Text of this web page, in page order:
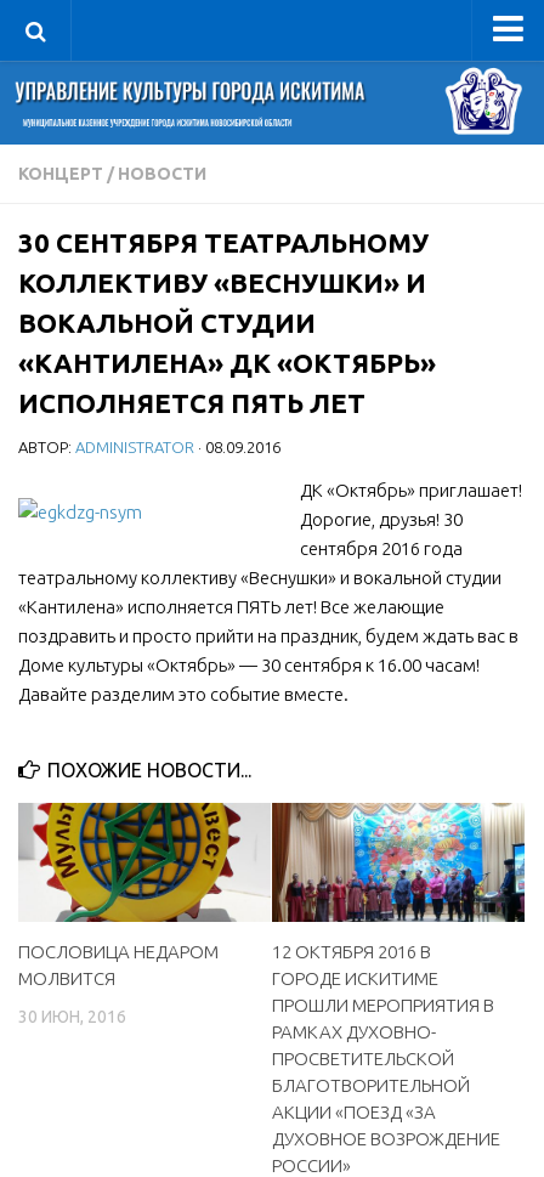
Управление
Руководитель
Сведения об организации
Книга почета культуры
Фотогалерея
Документы
Учредительные документы
Правовая база
Противодействие коррупции
МБУ Дом культуры «Молодость»
МБУ Дом культуры «Октябрь»
МБОУ ДО «Детская школа искусств»
МБОУ ДО «Детская музыкальная школа»
музей»
МБУ Парк культуры и отдыха им. И.В. Коротеева
МБУК «Централизованная библиотечная система»
ДК «Россия»
Афиша
Независимая оценка качества
Контакты
КОНЦЕРТ / НОВОСТИ
30 СЕНТЯБРЯ ТЕАТРАЛЬНОМУ
КОЛЛЕКТИВУ «ВЕСНУШКИ» И
ВОКАЛЬНОЙ СТУДИИ
«КАНТИЛЕНА» ДК «ОКТЯБРЬ»
ИСПОЛНЯЕТСЯ ПЯТЬ ЛЕТ
АВТОР: ADMINISTRATOR · 08.09.2016
ДК «Октябрь» приглашает!
Дорогие, друзья! 30
сентября 2016 года
театральному коллективу «Веснушки» и вокальной студии
«Кантилена» исполняется ПЯТЬ лет! Все желающие
поздравить и просто прийти на праздник, будем ждать вас в
Доме культуры «Октябрь» — 30 сентября к 16.00 часам!
Давайте разделим это событие вместе.
ПОХОЖИЕ НОВОСТИ...
ПОСЛОВИЦА НЕДАРОМ
МОЛВИТСЯ
30 ИЮН, 2016
12 ОКТЯБРЯ 2016 В
ГОРОДЕ ИСКИТИМЕ
ПРОШЛИ МЕРОПРИЯТИЯ В
РАМКАХ ДУХОВНО-
ПРОСВЕТИТЕЛЬСКОЙ
БЛАГОТВОРИТЕЛЬНОЙ
АКЦИИ «ПОЕЗД «ЗА
ДУХОВНОЕ ВОЗРОЖДЕНИЕ
РОССИИ»